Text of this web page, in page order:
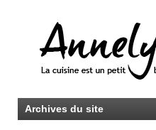
Archives du site